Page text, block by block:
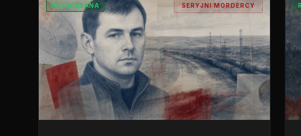
ROZWIĄZANA SERYJNI MORDERCY